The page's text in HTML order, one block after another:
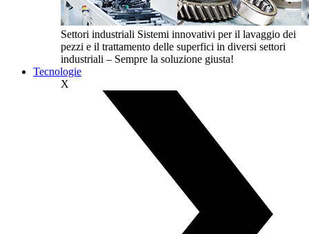
Settori industriali Sistemi innovativi per il lavaggio dei
pezzi e il trattamento delle superfici in diversi settori
industriali – Sempre la soluzione giusta!
Tecnologie
X